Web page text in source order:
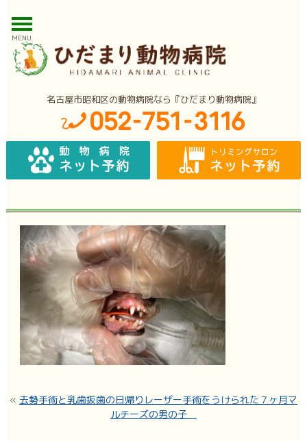
MENU
名古屋市昭和区の動物病院なら『ひだまり動物病院』
« 去勢手術と乳歯抜歯の日帰りレーザー手術をうけられた７ヶ月マ
ルチーズの男の子